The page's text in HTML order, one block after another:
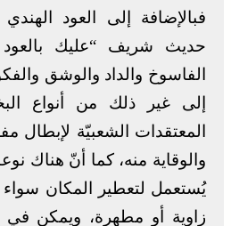
فبالإضافة إلى العود
حديث شريف “عليك بالعود
الفاسوخ والداد والوشق
إلى غير ذلك من أنواع
المعتقدات الشعبيّة لإبطال
والوقاية منه، كما أنّ هناك
يُستعمل لتعطير المكان سواء
زاوية أو مطهرة، ويمكن في